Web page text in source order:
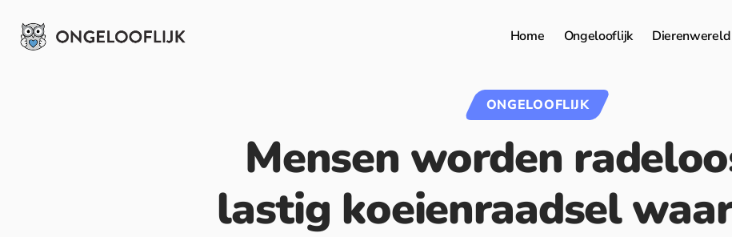
Home Ongelooflijk Dierenwereld
ONGELOOFLIJK
Mensen worden
lastig koeienraadsel